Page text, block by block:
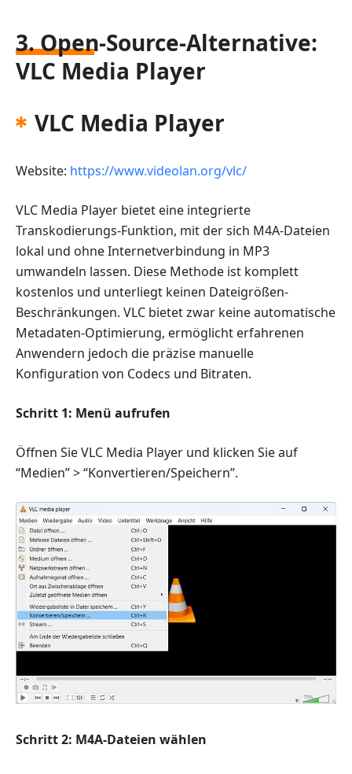
3. Open-Source-Alternative:
VLC Media Player
VLC Media Player
Website: https://www.videolan.org/vlc/
VLC Media Player bietet eine integrierte
Transkodierungs-Funktion, mit der sich M4A-Dateien
lokal und ohne Internetverbindung in MP3
umwandeln lassen. Diese Methode ist komplett
kostenlos und unterliegt keinen Dateigrößen-
Beschränkungen. VLC bietet zwar keine automatische
Metadaten-Optimierung, ermöglicht erfahrenen
Anwendern jedoch die präzise manuelle
Konfiguration von Codecs und Bitraten.
Schritt 1: Menü aufrufen
Öffnen Sie VLC Media Player und klicken Sie auf
“Medien” > “Konvertieren/Speichern”.
Schritt 2: M4A-Dateien wählen